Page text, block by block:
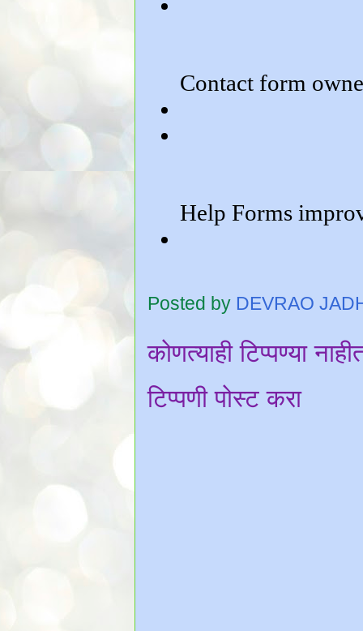
Posted by DEVRAO
कोणत्याही टिप्पण्‍या
टिप्पणी पोस्ट करा